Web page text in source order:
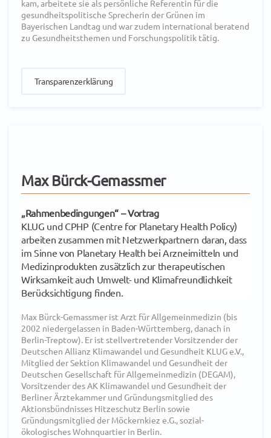
kam, arbeitete sie als persönliche Referentin für die
gesundheitspolitische Sprecherin der Grünen im
Bayerischen Landtag und war zudem international beratend
zu Gesundheitsthemen und Forschungspolitik tätig.
Transparenzerklärung
Max Bürck-Gemassmer
„Rahmenbedingungen“ – Vortrag
KLUG und CPHP (Centre for Planetary Health Policy)
arbeiten zusammen mit Netzwerkpartnern daran, dass
im Sinne von Planetary Health bei Arzneimitteln und
Medizinprodukten zusätzlich zur therapeutischen
Wirksamkeit auch Umwelt- und Klimafreundlichkeit
Berücksichtigung finden.
Max Bürck-Gemassmer ist Arzt für Allgemeinmedizin (bis
2002 niedergelassen in Baden-Württemberg, danach in
Berlin-Treptow). Er ist stellvertretender Vorsitzender der
Deutschen Allianz Klimawandel und Gesundheit KLUG e.V.,
Mitglied der Sektion Klimawandel und Gesundheit der
Deutschen Gesellschaft für Allgemeinmedizin (DEGAM),
Vorsitzender des AK Klimawandel und Gesundheit der
Berliner Ärztekammer und Gründungsmitglied des
Aktionsbündnisses Hitzeschutz Berlin sowie
Gründungsmitglied der Möckernkiez e.G., sozial-
ökologisches Wohnquartier in Berlin.